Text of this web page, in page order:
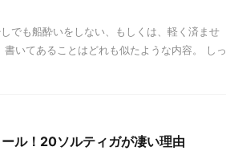
でも船酔いをしない、もしくは、軽く済ませ
いてあることはどれも似たような内容。 しっ
ル！20ソルティガが凄い理由